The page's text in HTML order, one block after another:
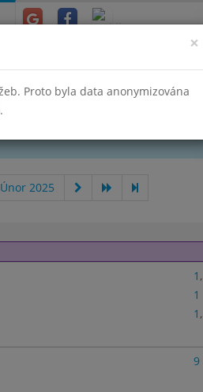
Únor 2025
1 ,
1
1 ,
9
×
Proto byla data anonymizována